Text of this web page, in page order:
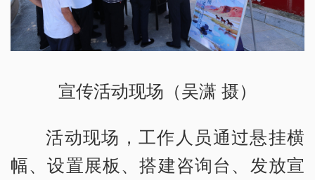
宣传活动现场（吴潇 摄）
活动现场，工作人员通过悬挂横
幅、设置展板、搭建咨询台、发放宣